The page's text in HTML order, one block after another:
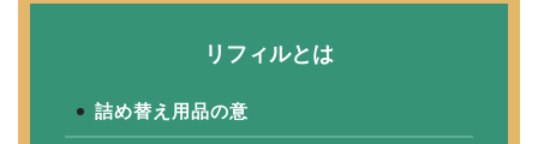
リフィルとは
詰め替え用品の意